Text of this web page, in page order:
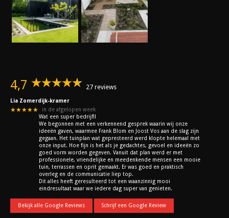
4,7 27 reviews
Lia Zomerdijk-kramer
★★★★★
in de afgelopen week
Wat een super bedrijf!!
We begonnen met een verkennend gesprek waarin wij onze
ideeën gaven, waarmee Frank Blom en Joost Vos aan de slag zijn
gegaan. Het tuinplan wat gepresteerd werd klopte helemaal met
onze input. Hoe fijn is het als je gedachtes, gevoel en ideeën zo
goed vorm worden gegeven. Vanuit dat plan werd er met
professionele, vriendelijke en meedenkende mensen een mooie
tuin, terrassen en oprit gemaakt. Er was goed en praktisch
overleg en de communicatie liep top.
Dit alles heeft geresulteerd tot een waanzinnig mooi
eindresultaat waar we iedere dag super van genieten.
Bekijk alle Google Reviews Schrijf een Google Review